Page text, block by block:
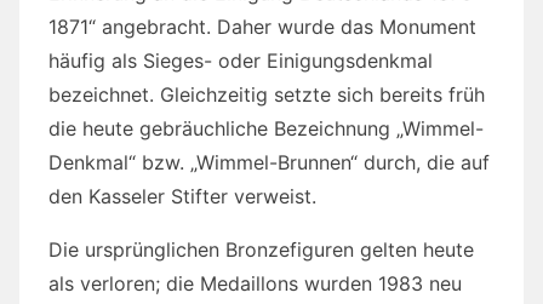
1871“ angebracht. Daher wurde das Monument
häufig als Sieges- oder Einigungsdenkmal
bezeichnet. Gleichzeitig setzte sich bereits früh
die heute gebräuchliche Bezeichnung „Wimmel-
Denkmal“ bzw. „Wimmel-Brunnen“ durch, die auf
den Kasseler Stifter verweist.
Die ursprünglichen Bronzefiguren gelten heute
als verloren; die Medaillons wurden 1983 neu